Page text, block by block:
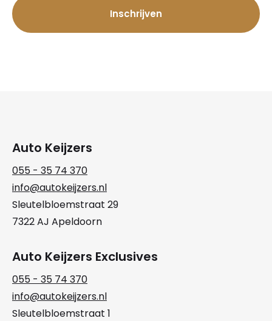
Auto Keijzers
055 - 35 74 370
info@autokeijzers.nl
Sleutelbloemstraat 29
7322 AJ Apeldoorn
Auto Keijzers Exclusives
055 - 35 74 370
info@autokeijzers.nl
Sleutelbloemstraat 1